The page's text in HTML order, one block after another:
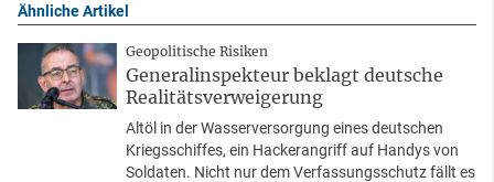
Ähnliche Artikel
Geopolitische Risiken
Generalinspekteur beklagt deutsche
Realitätsverweigerung
Altöl in der Wasserversorgung eines deutschen
Kriegsschiffes, ein Hackerangriff auf Handys von
Soldaten. Nicht nur dem Verfassungsschutz fällt es